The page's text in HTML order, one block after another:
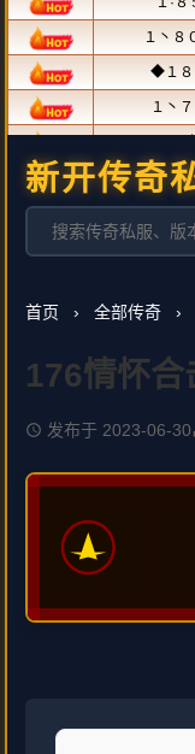
新开传奇
首页 › 全部传奇 ›
176情怀合
schedule 发布于 2023-06-30